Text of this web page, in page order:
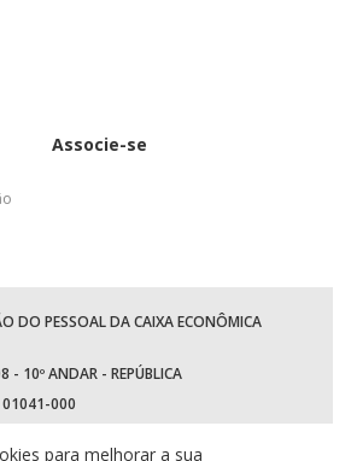
Associe-se
DO PESSOAL DA CAIXA ECONÔMICA
- 10º ANDAR - REPÚBLICA
01041-000
para melhorar a sua